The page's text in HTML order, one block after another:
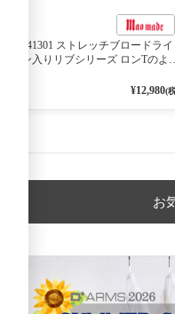
541301 ストレッチブロードライ
ン入りリブシリーズ ロンTのよう
プルオーバー 79ネイビー¥12,980(
お